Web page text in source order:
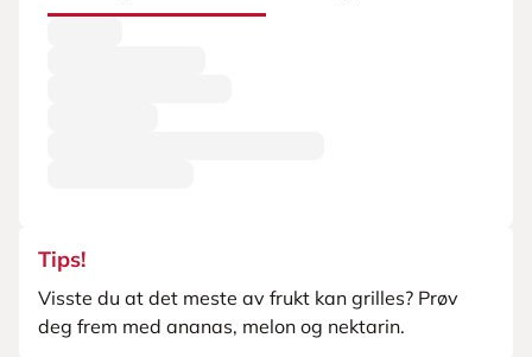
Tips!
Visste du at det meste av frukt kan grilles? Prøv
deg frem med ananas, melon og nektarin.